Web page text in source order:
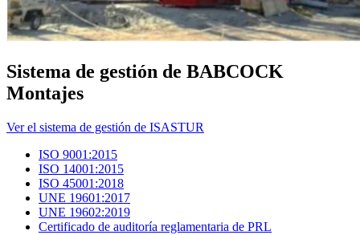
Sistema de gestión de BABCOCK
Montajes
Ver el sistema de gestión de ISASTUR
ISO 9001:2015
ISO 14001:2015
ISO 45001:2018
UNE 19601:2017
UNE 19602:2019
Certificado de auditoría reglamentaria de PRL